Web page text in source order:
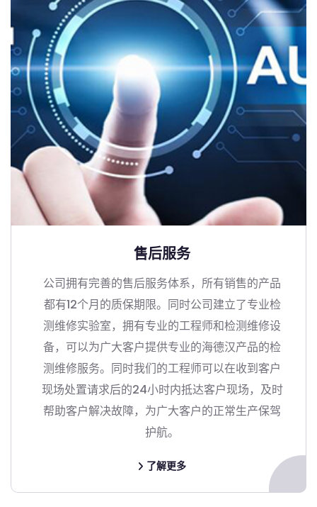
售后服务
公司拥有完善的售后服务体系，所有销售的产品
都有12个月的质保期限。同时公司建立了专业检
测维修实验室，拥有专业的工程师和检测维修设
备，可以为广大客户提供专业的海德汉产品的检
测维修服务。同时我们的工程师可以在收到客户
现场处置请求后的24小时内抵达客户现场，及时
帮助客户解决故障，为广大客户的正常生产保驾
护航。
了解更多